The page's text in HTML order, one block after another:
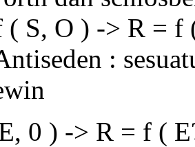
( S, O ) -> R = f
:
0 ) -> R = f (